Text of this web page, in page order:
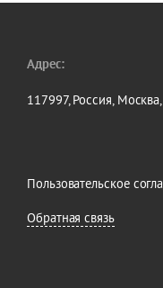
Адрес:
117997, Россия,
Пользовательское
Обратная связь